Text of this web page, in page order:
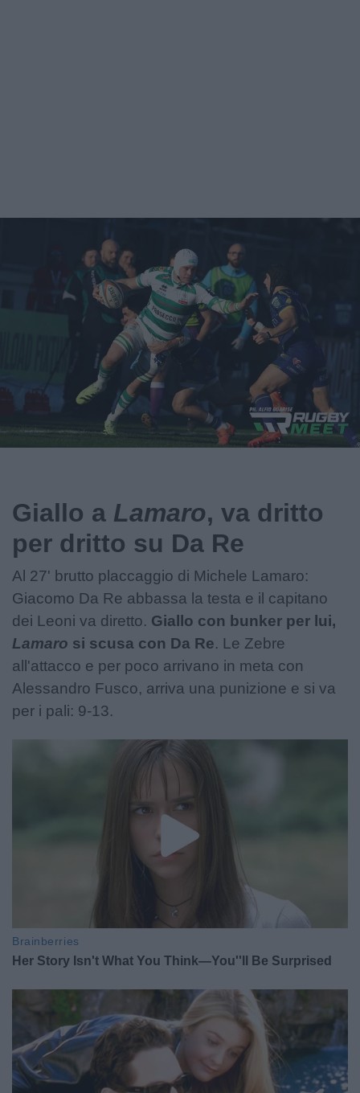
Giallo a Lamaro, va dritto
per dritto su Da Re
Al 27' brutto placcaggio di Michele Lamaro:
Giacomo Da Re abbassa la testa e il capitano
dei Leoni va diretto. Giallo con bunker per lui,
Lamaro si scusa con Da Re. Le Zebre
all'attacco e per poco arrivano in meta con
Alessandro Fusco, arriva una punizione e si va
per i pali: 9-13.